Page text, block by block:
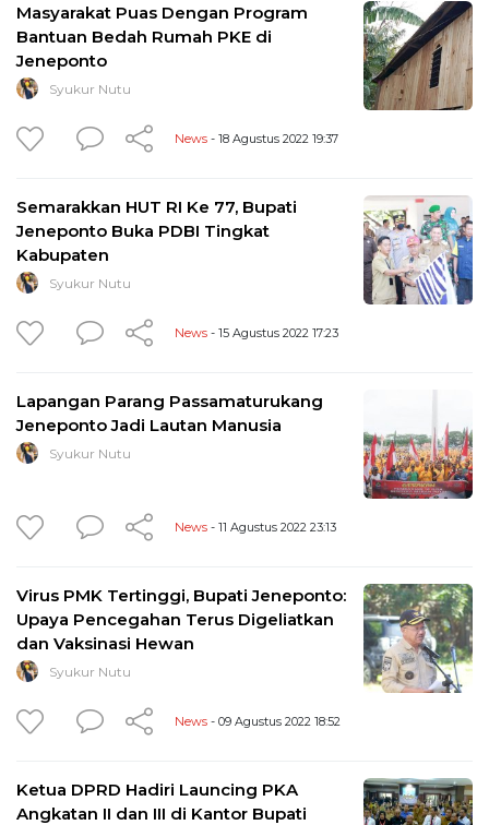
Masyarakat Puas Dengan Program
Bantuan Bedah Rumah PKE di
Jeneponto
Syukur Nutu
News - 18 Agustus 2022 19:37
Semarakkan HUT RI Ke 77, Bupati
Jeneponto Buka PDBI Tingkat
Kabupaten
Syukur Nutu
News - 15 Agustus 2022 17:23
Lapangan Parang Passamaturukang
Jeneponto Jadi Lautan Manusia
Syukur Nutu
News - 11 Agustus 2022 23:13
Virus PMK Tertinggi, Bupati Jeneponto:
Upaya Pencegahan Terus Digeliatkan
dan Vaksinasi Hewan
Syukur Nutu
News - 09 Agustus 2022 18:52
Ketua DPRD Hadiri Launcing PKA
Angkatan II dan III di Kantor Bupati